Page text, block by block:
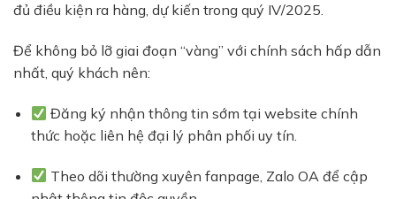
đủ điều kiện ra hàng, dự kiến trong quý IV/2025.
Để không bỏ lỡ giai đoạn “vàng” với chính sách hấp dẫn
nhất, quý khách nên:
Đăng ký nhận thông tin sớm tại website chính
thức hoặc liên hệ đại lý phân phối uy tín.
Theo dõi thường xuyên fanpage, Zalo OA để cập